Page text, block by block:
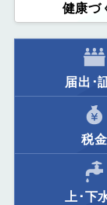
健康づ
届出･
税金
上･下